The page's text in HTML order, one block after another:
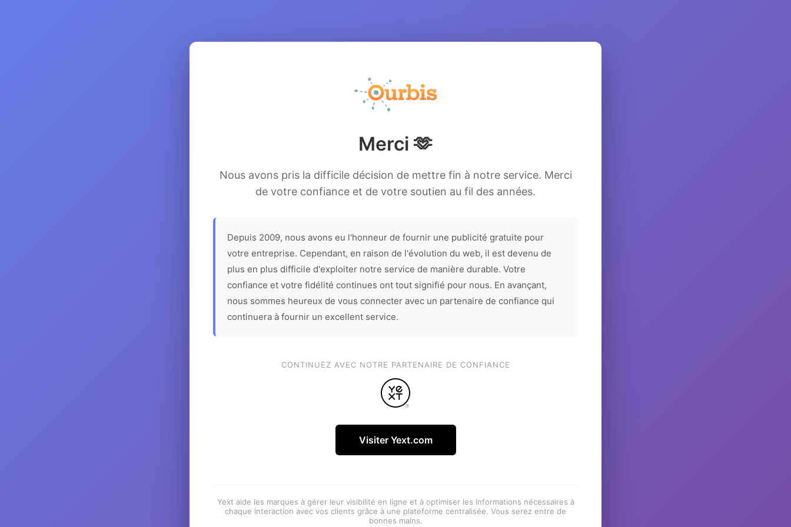
Merci 🫶
Nous avons pris la difficile décision de mettre fin à notre service. Merci
de votre confiance et de votre soutien au fil des années.
Depuis 2009, nous avons eu l'honneur de fournir une publicité gratuite pour
votre entreprise. Cependant, en raison de l'évolution du web, il est devenu de
plus en plus difficile d'exploiter notre service de manière durable. Votre
confiance et votre fidélité continues ont tout signifié pour nous. En avançant,
nous sommes heureux de vous connecter avec un partenaire de confiance qui
continuera à fournir un excellent service.
CONTINUEZ AVEC NOTRE PARTENAIRE DE CONFIANCE
Visiter Yext.com
Yext aide les marques à gérer leur visibilité en ligne et à optimiser les informations nécessaires à
chaque interaction avec vos clients grâce à une plateforme centralisée. Vous serez entre de
bonnes mains.